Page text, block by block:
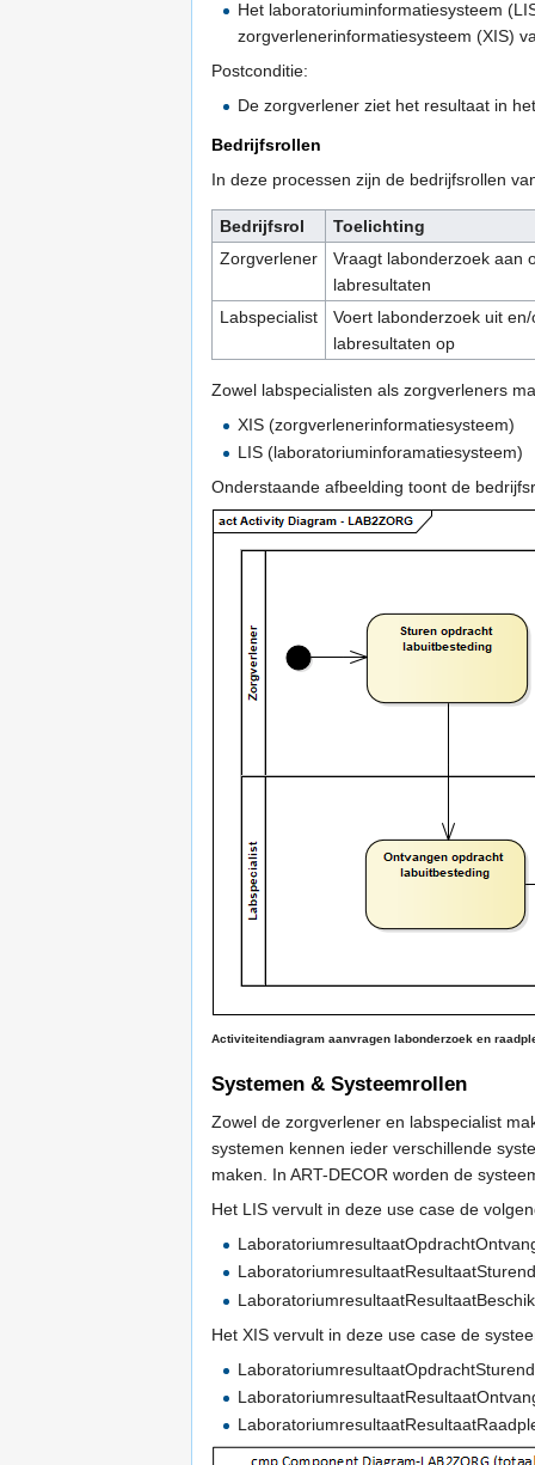
Het laboratoriuminformatiesysteem
zorgverlenerinformatiesysteem (XIS)
Postconditie:
De zorgverlener ziet het resultaat in
Bedrijfsrollen
In deze processen zijn de bedrijfsrollen
Bedrijfsrol
Toelichting
Zorgverlener
Vraagt labonderzoek aan
labresultaten
Labspecialist
Voert labonderzoek uit
labresultaten op
Zowel labspecialisten als zorgverleners
XIS (zorgverlenerinformatiesysteem)
LIS (laboratoriuminforamatiesysteem)
Onderstaande afbeelding toont de
Activiteitendiagram aanvragen labonderzoek en
Systemen & Systeemrollen
Zowel de zorgverlener en labspecialist
systemen kennen ieder verschillende
maken. In ART-DECOR worden de
Het LIS vervult in deze use case de
Het XIS vervult in deze use case de